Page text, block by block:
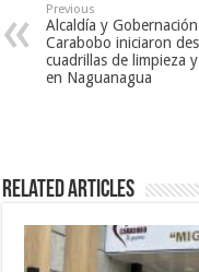
Previous
Alcaldía y
Carabobo iniciaron
cuadrillas de limpieza
en Naguanagua
Related Articles